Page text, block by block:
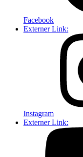
Facebook
Externer Link:
Instagram
Externer Link: